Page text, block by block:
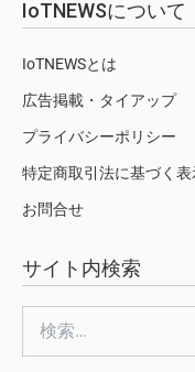
IoTNEWSについて
IoTNEWSとは
広告掲載・タイアップ
プライバシーポリシー
特定商取引法に基づく表
お問合せ
サイト内検索
索: